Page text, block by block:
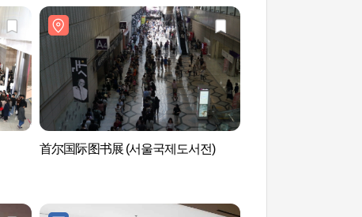
首尔国际图书展 (서울국제도서전)